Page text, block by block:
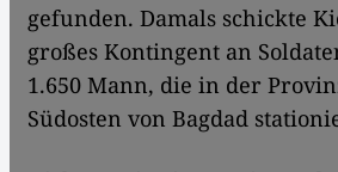
gefunden. Damals schickte
großes Kontingent an
1.650 Mann, die in der
Südosten von Bagdad